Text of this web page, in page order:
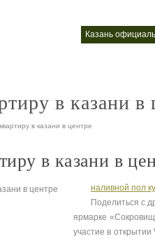
казань
в казани в
в казани в центре
в казани в
наливной пол
Поделиться с
ярмарке
участие в